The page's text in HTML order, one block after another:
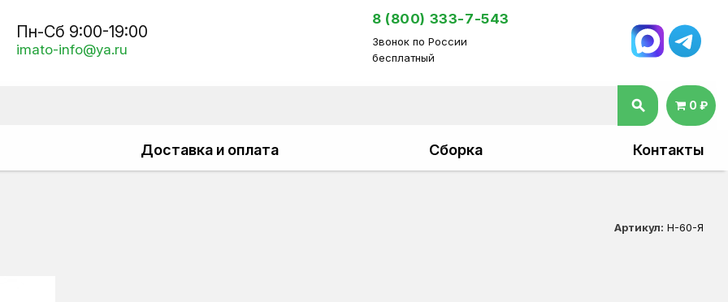
Пн-Сб 9:00-19:00
imato-info@ya.ru
8 (800) 333-7-543
Звонок по России
бесплатный
search 0 ₽
Доставка и оплата Сборка Контакты
Артикул: Н-60-Я